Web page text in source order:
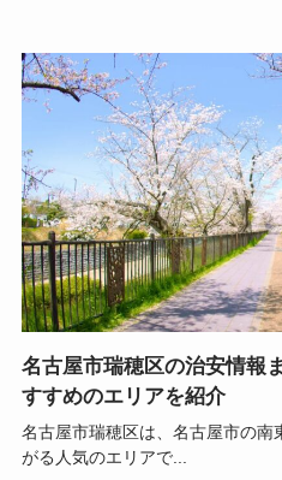
名古屋市瑞穂区の治安情報
すすめのエリアを紹介
名古屋市瑞穂区は、名古屋市の
がる人気のエリアで...